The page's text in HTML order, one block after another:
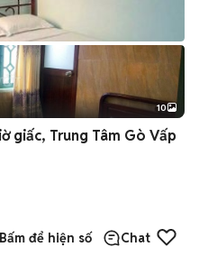
+2
10
giấc, Trung Tâm Gò Vấp
Bấm để hiện số Chat